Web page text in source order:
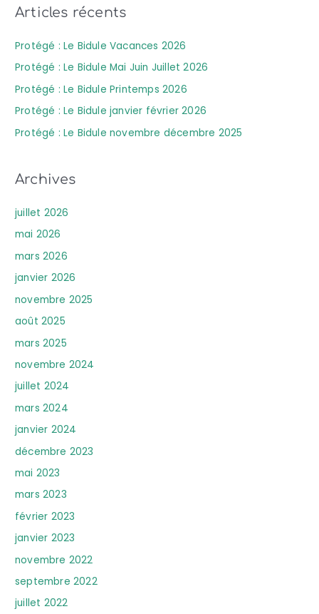
Articles récents
Protégé : Le Bidule Vacances 2026
Protégé : Le Bidule Mai Juin Juillet 2026
Protégé : Le Bidule Printemps 2026
Protégé : Le Bidule janvier février 2026
Protégé : Le Bidule novembre décembre 2025
Archives
juillet 2026
mai 2026
mars 2026
janvier 2026
novembre 2025
août 2025
mars 2025
novembre 2024
juillet 2024
mars 2024
janvier 2024
décembre 2023
mai 2023
mars 2023
février 2023
janvier 2023
novembre 2022
septembre 2022
juillet 2022